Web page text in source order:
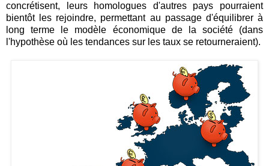
concrétisent, leurs homologues d'autres pays pourraient
bientôt les rejoindre, permettant au passage d'équilibrer à
long terme le modèle économique de la société (dans
l'hypothèse où les tendances sur les taux se retourneraient).